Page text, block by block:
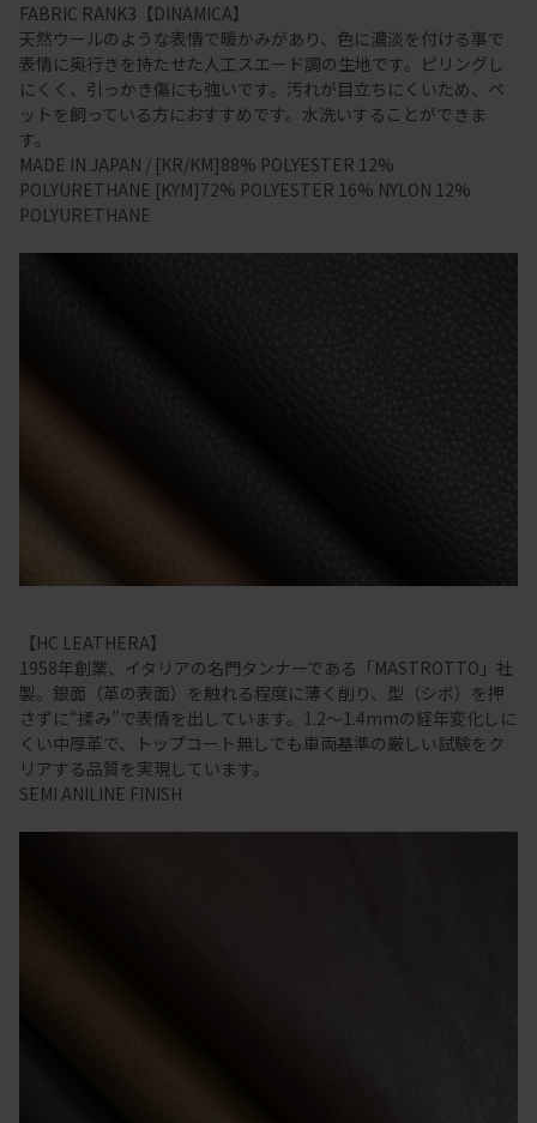
FABRIC RANK3【DINAMICA】
天然ウールのような表情で暖かみがあり、色に濃淡を付ける事で
表情に奥行きを持たせた人工スエード調の生地です。ピリングし
にくく、引っかき傷にも強いです。汚れが目立ちにくいため、ペ
ットを飼っている方におすすめです。水洗いすることができま
す。
MADE IN JAPAN / [KR/KM]88% POLYESTER 12%
POLYURETHANE [KYM]72% POLYESTER 16% NYLON 12%
POLYURETHANE
【HC LEATHERA】
1958年創業、イタリアの名門タンナーである「MASTROTTO」社
製。銀面（革の表面）を触れる程度に薄く削り、型（シボ）を押
さずに“揉み”で表情を出しています。1.2～1.4mmの経年変化しに
くい中厚革で、トップコート無しでも車両基準の厳しい試験をク
リアする品質を実現しています。
SEMI ANILINE FINISH